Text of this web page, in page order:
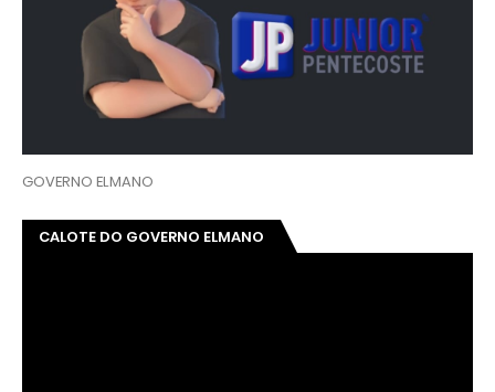
GOVERNO ELMANO
CALOTE DO GOVERNO ELMANO